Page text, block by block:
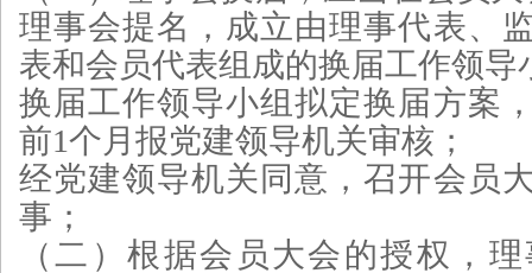
理事会提名，成立由理事代表、
表和会员代表组成的换届工作领导
换届工作领导小组拟定换届方案
前1个月报党建领导机关审核；
经党建领导机关同意，召开会员
事；
（二）根据会员大会的授权，